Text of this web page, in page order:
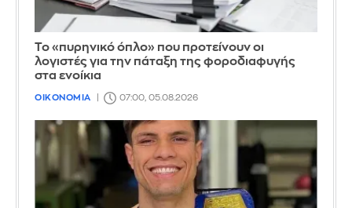
Το «πυρηνικό όπλο» που προτείνουν οι
λογιστές για την πάταξη της φοροδιαφυγής
στα ενοίκια
ΟΙΚΟΝΟΜΙΑ 07:00, 05.08.2026